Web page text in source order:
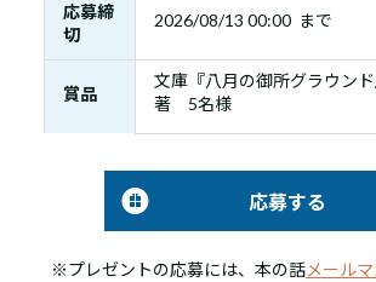
応募締
切
2026/08/13 00:00 まで
賞品
文庫『八月の御所グラウン
著 5名様
応募する
※プレゼントの応募には、本の話メール